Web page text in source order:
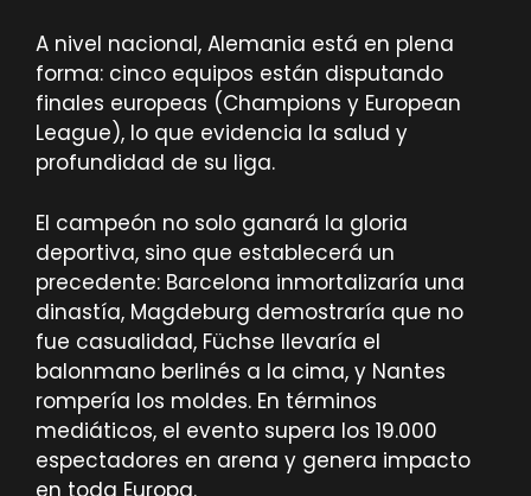
A nivel nacional, Alemania está en plena
forma: cinco equipos están disputando
finales europeas (Champions y European
League), lo que evidencia la salud y
profundidad de su liga.
El campeón no solo ganará la gloria
deportiva, sino que establecerá un
precedente: Barcelona inmortalizaría una
dinastía, Magdeburg demostraría que no
fue casualidad, Füchse llevaría el
balonmano berlinés a la cima, y Nantes
rompería los moldes. En términos
mediáticos, el evento supera los 19.000
espectadores en arena y genera impacto
en toda Europa.